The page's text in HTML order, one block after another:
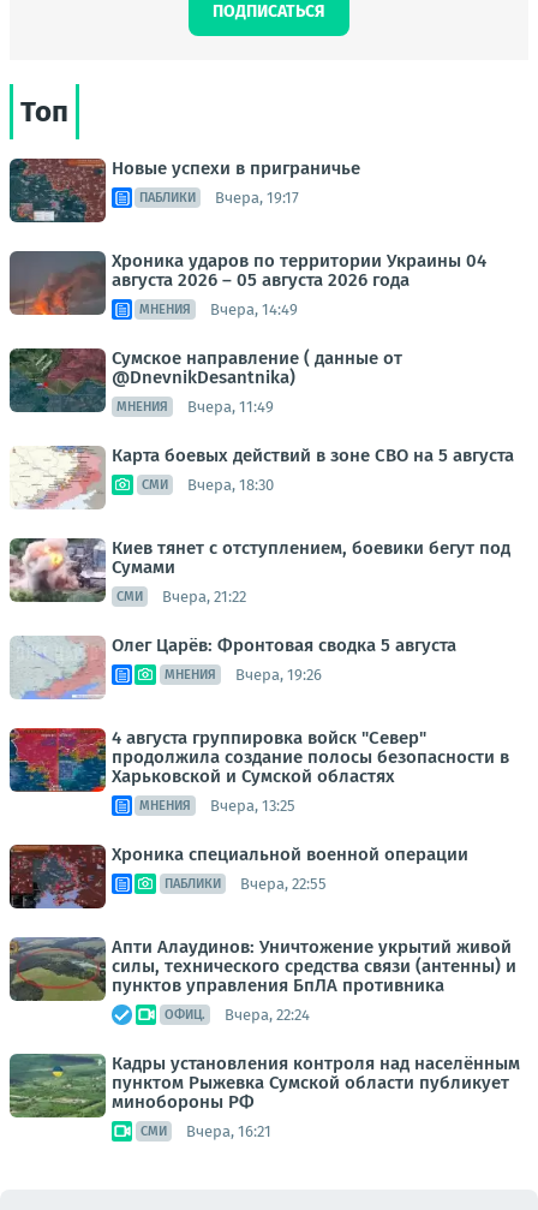
ПОДПИСАТЬСЯ
Топ
Новые успехи в приграничье
ПАБЛИКИ Вчера, 19:17
Хроника ударов по территории Украины 04
августа 2026 – 05 августа 2026 года
МНЕНИЯ Вчера, 14:49
Сумское направление ( данные от
@DnevnikDesantnika)
МНЕНИЯ Вчера, 11:49
Карта боевых действий в зоне СВО на 5 августа
СМИ Вчера, 18:30
Киев тянет с отступлением, боевики бегут под
Сумами
СМИ Вчера, 21:22
Олег Царёв: Фронтовая сводка 5 августа
МНЕНИЯ Вчера, 19:26
4 августа группировка войск "Север"
продолжила создание полосы безопасности в
Харьковской и Сумской областях
МНЕНИЯ Вчера, 13:25
Хроника специальной военной операции
ПАБЛИКИ Вчера, 22:55
Апти Алаудинов: Уничтожение укрытий живой
силы, технического средства связи (антенны) и
пунктов управления БпЛА противника
ОФИЦ. Вчера, 22:24
Кадры установления контроля над населённым
пунктом Рыжевка Сумской области публикует
минобороны РФ
СМИ Вчера, 16:21